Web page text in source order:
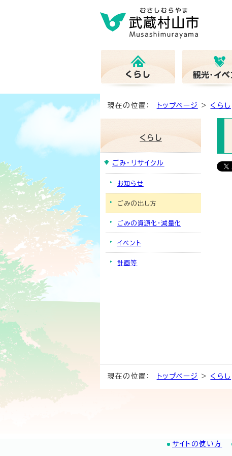
現在の位置： トップページ > くらし
くらし
ごみ・リサイクル
お知らせ
ごみの出し方
ごみの資源化・減量化
イベント
計画等
現在の位置： トップページ > くらし
サイトの使い方